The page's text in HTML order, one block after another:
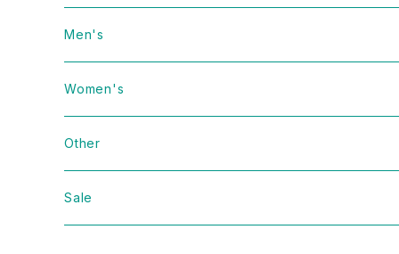
Men's
Vintage
Domestic
Jacket
Women's
Vintage
Domestic
Other
bag
Sale